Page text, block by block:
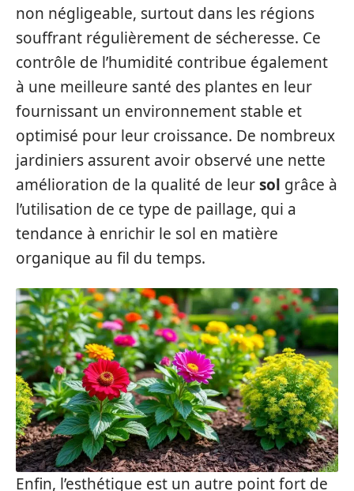
non négligeable, surtout dans les régions
souffrant régulièrement de sécheresse. Ce
contrôle de l’humidité contribue également
à une meilleure santé des plantes en leur
fournissant un environnement stable et
optimisé pour leur croissance. De nombreux
jardiniers assurent avoir observé une nette
amélioration de la qualité de leursol grâce à
l’utilisation de ce type de paillage, qui a
tendance à enrichir le sol en matière
organique au fil du temps.
Enfin, l’esthétique est un autre point fort de